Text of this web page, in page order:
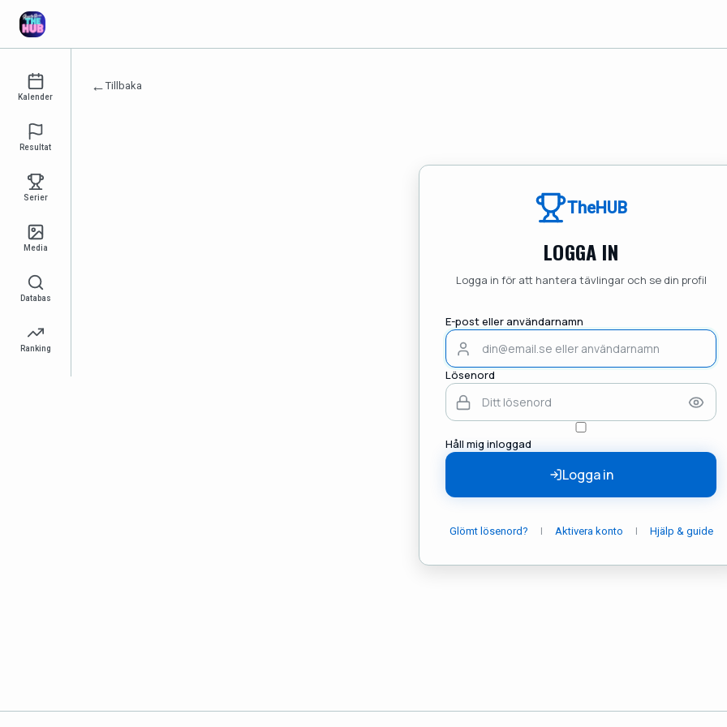
Kalender
Resultat
Serier
Media
Databas
Ranking
←Tillbaka
TheHUB
LOGGA IN
Logga in för att hantera tävlingar och se din profil
E-post eller användarnamn
Lösenord
Håll mig inloggad
Logga in
Glömt lösenord? | Aktivera konto | Hjälp & guide